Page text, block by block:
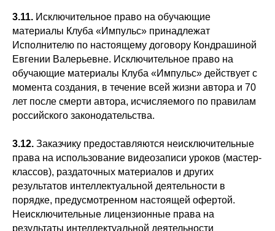
3.11. Исключительное право на обучающие
материалы Клуба «Импульс» принадлежат
Исполнителю по настоящему договору Кондрашиной
Евгении Валерьевне. Исключительное право на
обучающие материалы Клуба «Импульс» действует с
момента создания, в течение всей жизни автора и 70
лет после смерти автора, исчисляемого по правилам
российского законодательства.
3.12. Заказчику предоставляются неисключительные
права на использование видеозаписи уроков (мастер-
классов), раздаточных материалов и других
результатов интеллектуальной деятельности в
порядке, предусмотренном настоящей офертой.
Неисключительные лицензионные права на
результаты интеллектуальной деятельности